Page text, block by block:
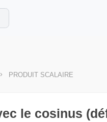
!
corrigés en vidéo.
> PRODUIT SCALAIRE
le cosinus